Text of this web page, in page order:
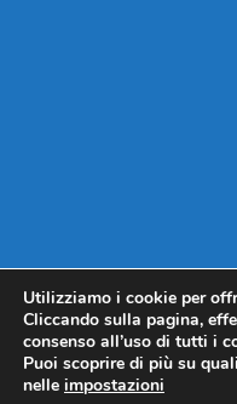
Utilizziamo i cookie per
Cliccando sulla pagina,
consenso all’uso di tutti i
Puoi scoprire di più su
nelle impostazioni